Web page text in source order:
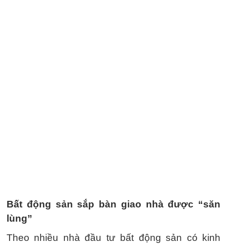
Bất động sản sắp bàn giao nhà được “săn
lùng”
Theo nhiều nhà đầu tư bất động sản có kinh